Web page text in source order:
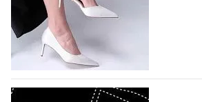
которая пройдет в российской
по 1 октября, уже подано 1047
половину из них (494) прислали
коллекции которых не были
07.08.2026 605
BALLINA представит свои